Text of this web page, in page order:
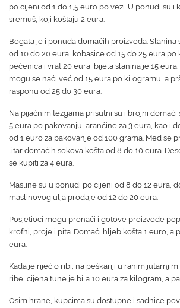
po cijeni od 1 do 1,5 euro po vezi. U ponudi su i
sremuš, koji koštaju 2 eura.
Bogata je i ponuda domaćih proizvoda. Slanina
od 10 do 20 eura, kobasice od 15 do 25 eura
pečenica i vrat 20 eura, bijela slanina je 15 eura.
mogu se naći već od 15 eura po kilogramu, a
rasponu od 25 do 30 eura.
Na pijačnim tezgama prisutni su i brojni domaći
5 eura po pakovanju, aranćine za 3 eura, kao i
od 1 euro za pakovanje od 100 grama. Med se
litar domaćih sokova košta od 8 do 10 eura.
se kupiti za 4 eura.
Masline su u ponudi po cijeni od 8 do 12 eura,
maslinovog ulja prodaje od 12 do 20 eura.
Posjetioci mogu pronaći i gotove proizvode
krofni, proje i pita. Domaći hljeb košta 1 euro, a
eura.
Kada je riječ o ribi, na peškariji u ranim
ribe, cijena tune je bila 10 eura za kilogram, a
Osim hrane, kupcima su dostupne i sadnice